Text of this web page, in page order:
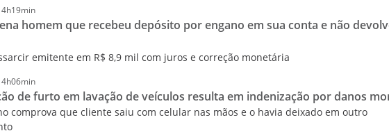
homem que recebeu depósito por engano em sua conta e não
emitente em R$ 8,9 mil com juros e correção monetária
de furto em lavação de veículos resulta em indenização por danos
comprova que cliente saiu com celular nas mãos e o havia deixado em outro